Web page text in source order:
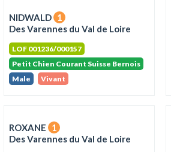
NIDWALD 1
Des Varennes du Val de Loire
LOF 001236/000157
Petit Chien Courant Suisse Bernois
Male
Vivant
ROXANE
1
Des Varennes du Val de Loire